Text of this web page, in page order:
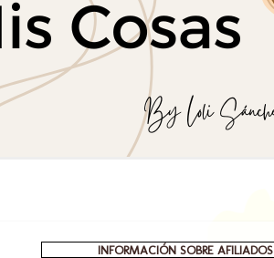
INFORMACIÓN SOBRE AFILIADOS